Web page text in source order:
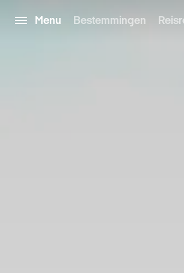
Menu Bestemmingen